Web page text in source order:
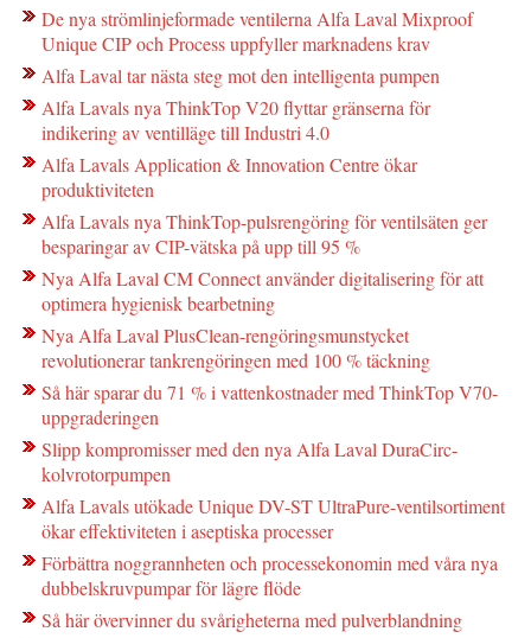
De nya strömlinjeformade ventilerna Alfa Laval Mixproof
Unique CIP och Process uppfyller marknadens krav
Alfa Laval tar nästa steg mot den intelligenta pumpen
Alfa Lavals nya ThinkTop V20 flyttar gränserna för
indikering av ventilläge till Industri 4.0
Alfa Lavals Application & Innovation Centre ökar
produktiviteten
Alfa Lavals nya ThinkTop-pulsrengöring för ventilsäten ger
besparingar av CIP-vätska på upp till 95 %
Nya Alfa Laval CM Connect använder digitalisering för att
optimera hygienisk bearbetning
Nya Alfa Laval PlusClean-rengöringsmunstycket
revolutionerar tankrengöringen med 100 % täckning
Så här sparar du 71 % i vattenkostnader med ThinkTop V70-
uppgraderingen
Slipp kompromisser med den nya Alfa Laval DuraCirc-
kolvrotorpumpen
Alfa Lavals utökade Unique DV-ST UltraPure-ventilsortiment
ökar effektiviteten i aseptiska processer
Förbättra noggrannheten och processekonomin med våra nya
dubbelskruvpumpar för lägre flöde
Så här övervinner du svårigheterna med pulverblandning